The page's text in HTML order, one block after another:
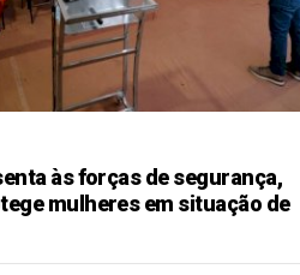
às forças de segurança,
mulheres em situação de